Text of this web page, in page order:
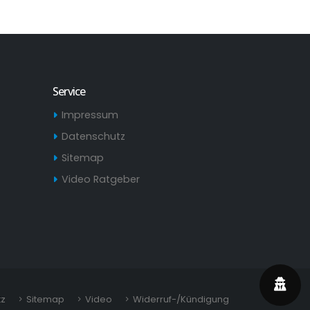
Service
Impressum
Datenschutz
Sitemap
Video Ratgeber
Sitemap Video Widerruf-/Kündigung